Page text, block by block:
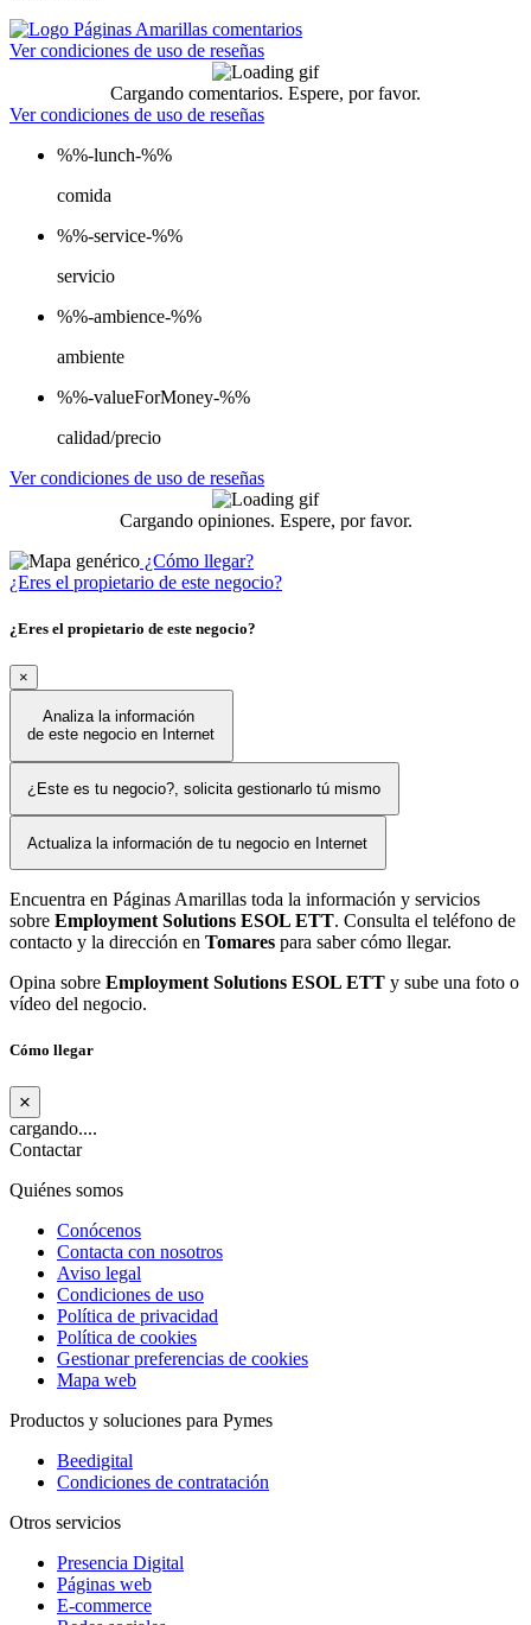
Ver condiciones de uso de reseñas
Cargando comentarios. Espere, por favor.
Ver condiciones de uso de reseñas
%%-lunch-%%
comida
%%-service-%%
servicio
%%-ambience-%%
ambiente
%%-valueForMoney-%%
calidad/precio
Ver condiciones de uso de reseñas
Cargando opiniones. Espere, por favor.
¿Cómo llegar?
¿Eres el propietario de este negocio?
¿Eres el propietario de este negocio?
×
Analiza la información
de este negocio en Internet
¿Este es tu negocio?, solicita gestionarlo tú mismo
Actualiza la información de tu negocio en Internet
Encuentra en Páginas Amarillas toda la información y servicios
sobre Employment Solutions ESOL ETT. Consulta el teléfono de
contacto y la dirección en Tomares para saber cómo llegar.
Opina sobre Employment Solutions ESOL ETT y sube una foto o
vídeo del negocio.
Cómo llegar
×
cargando....
Contactar
Quiénes somos
Conócenos
Contacta con nosotros
Aviso legal
Condiciones de uso
Política de privacidad
Política de cookies
Gestionar preferencias de cookies
Mapa web
Productos y soluciones para Pymes
Beedigital
Condiciones de contratación
Otros servicios
Presencia Digital
Páginas web
E-commerce